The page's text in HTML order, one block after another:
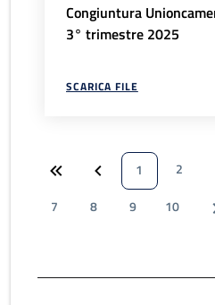
Congiuntura
3° trimestre 2025
SCARICA FILE
1 2
7
8 9 10